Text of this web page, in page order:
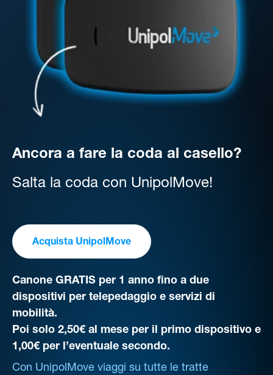
Ancora a fare la coda al casello?
Salta la coda con UnipolMove!
Acquista UnipolMove
Canone GRATIS per 1 anno fino a due
dispositivi per telepedaggio e servizi di
mobilità.
Poi solo 2,50€ al mese per il primo dispositivo e
1,00€ per l’eventuale secondo.
Con UnipolMove viaggi su tutte le tratte